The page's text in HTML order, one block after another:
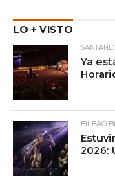
LO + VISTO
Ya
BILBAO
2026: